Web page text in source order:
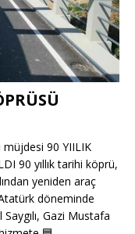
müjdesi 90 YIILIK
90 yıllık tarihi köprü,
yeniden araç
döneminde
Gazi Mustafa